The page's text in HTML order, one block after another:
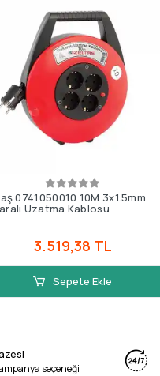
0741050010 10M 3x1.5mm
Uzatma Kablosu
3.519,38 TL
Sepete Ekle
seçeneği